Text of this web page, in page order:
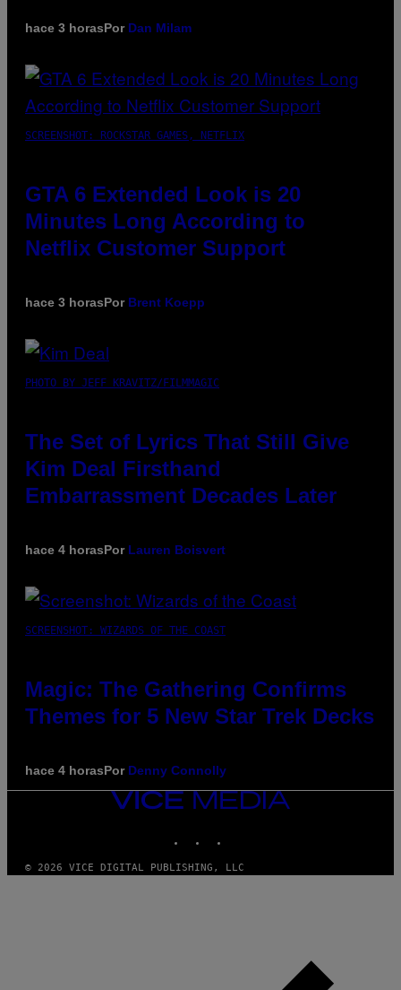
hace 3 horasPor Dan Milam
SCREENSHOT: ROCKSTAR GAMES, NETFLIX
GTA 6 Extended Look is 20
Minutes Long According to
Netflix Customer Support
hace 3 horasPor Brent Koepp
PHOTO BY JEFF KRAVITZ/FILMMAGIC
The Set of Lyrics That Still Give
Kim Deal Firsthand
Embarrassment Decades Later
hace 4 horasPor Lauren Boisvert
SCREENSHOT: WIZARDS OF THE COAST
Magic: The Gathering Confirms
Themes for 5 New Star Trek Decks
hace 4 horasPor Denny Connolly
VICE
© 2026 VICE DIGITAL PUBLISHING, LLC